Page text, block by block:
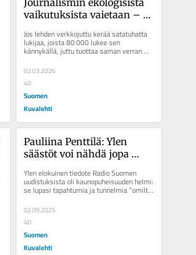
vaikutuksista vaietaan –
osoittaa muualle
Jos lehden verkkojuttu kerää satatuhatta
lukijaa, joista 80 000 lukee sen
kännykällä, juttu tuottaa saman verran
kasvihuonekaasuja kuin 27...
02.03.2026
40
Suomen
Kuvalehti
Pauliina Penttilä: Ylen
säästöt voi nähdä jopa
maakunta- ja
paikallislehdistölle
Ylen elokuinen tiedote Radio Suomen
uudistuksista oli kaunopuheisuuden helmi:
se lupasi tapahtumia ja tunnelmia ”omilta
kulmilta aina maailman...
02.09.2025
40
Suomen
Kuvalehti